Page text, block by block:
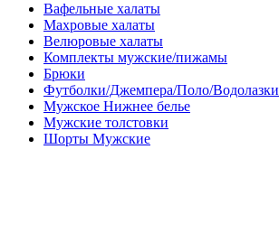
Вафельные халаты
Махровые халаты
Велюровые халаты
Комплекты мужские/пижамы
Брюки
Футболки/Джемпера/Поло/Водолазки
Мужское Нижнее белье
Мужские толстовки
Шорты Мужские